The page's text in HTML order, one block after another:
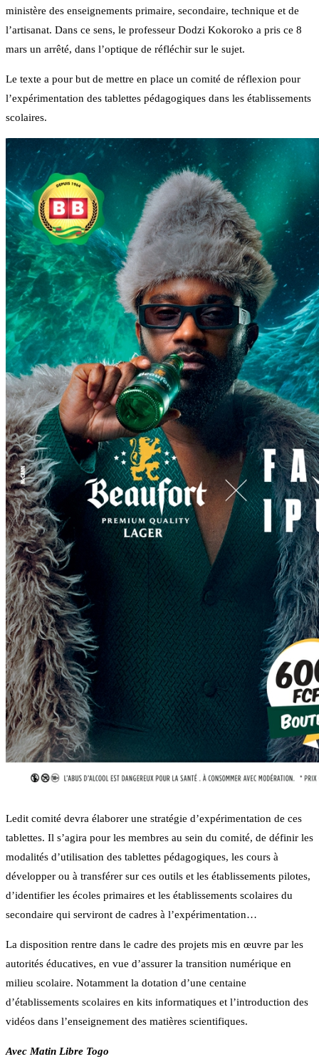
ministère des enseignements primaire, secondaire, technique et de
l’artisanat. Dans ce sens, le professeur Dodzi Kokoroko a pris ce 8
mars un arrêté, dans l’optique de réfléchir sur le sujet.
Le texte a pour but de mettre en place un comité de réflexion pour
l’expérimentation des tablettes pédagogiques dans les établissements
scolaires.
Ledit comité devra élaborer une stratégie d’expérimentation de ces
tablettes. Il s’agira pour les membres au sein du comité, de définir les
modalités d’utilisation des tablettes pédagogiques, les cours à
développer ou à transférer sur ces outils et les établissements pilotes,
d’identifier les écoles primaires et les établissements scolaires du
secondaire qui serviront de cadres à l’expérimentation…
La disposition rentre dans le cadre des projets mis en œuvre par les
autorités éducatives, en vue d’assurer la transition numérique en
milieu scolaire. Notamment la dotation d’une centaine
d’établissements scolaires en kits informatiques et l’introduction des
vidéos dans l’enseignement des matières scientifiques.
Avec Matin Libre Togo